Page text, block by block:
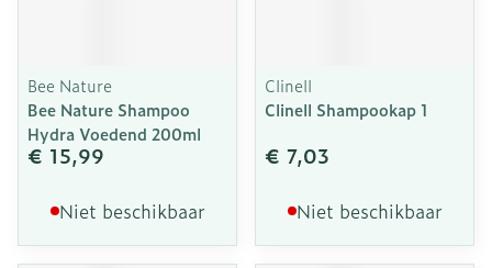
Bee Nature
Bee Nature Shampoo
Hydra Voedend 200ml
€ 15,99
Niet beschikbaar
Clinell
Clinell Shampookap 1
€ 7,03
Niet beschikbaar